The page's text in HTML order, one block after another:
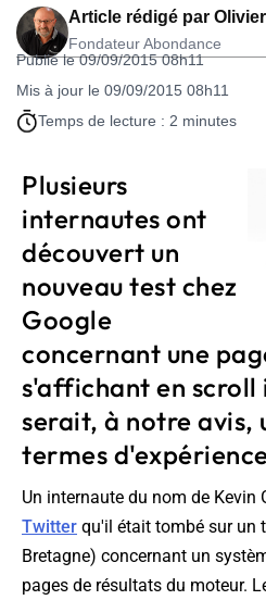
Article rédigé par
Fondateur Abondance
Publié le 09/09/2015 08h11
Mis à jour le 09/09/2015 08h11
Temps de lecture : 2 minutes
Plusieurs
internautes ont
découvert un
nouveau test chez
Google
concernant une
s'affichant en scroll
serait, à notre avis,
termes
Un internaute du nom de Kevin
Twitter qu'il était tombé sur un
Bretagne) concernant un
pages de résultats du moteur.